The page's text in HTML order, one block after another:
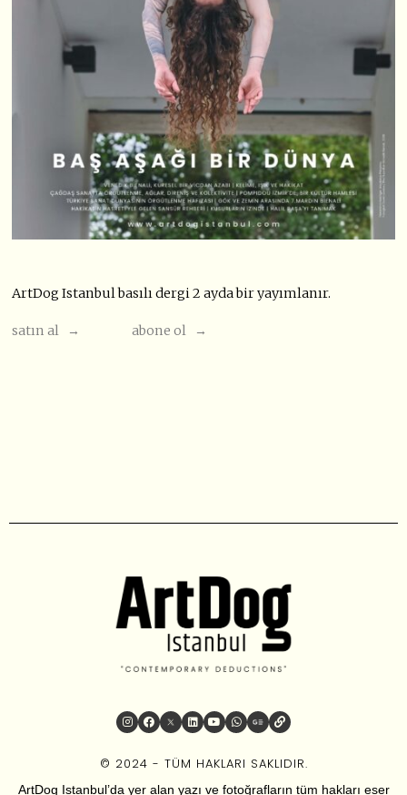
ArtDog Istanbul basılı dergi 2 ayda bir yayımlanır.
satın al → abone ol →
© 2024 - TÜM HAKLARI SAKLIDIR.
ArtDog Istanbul’da yer alan yazı ve fotoğrafların tüm hakları eser